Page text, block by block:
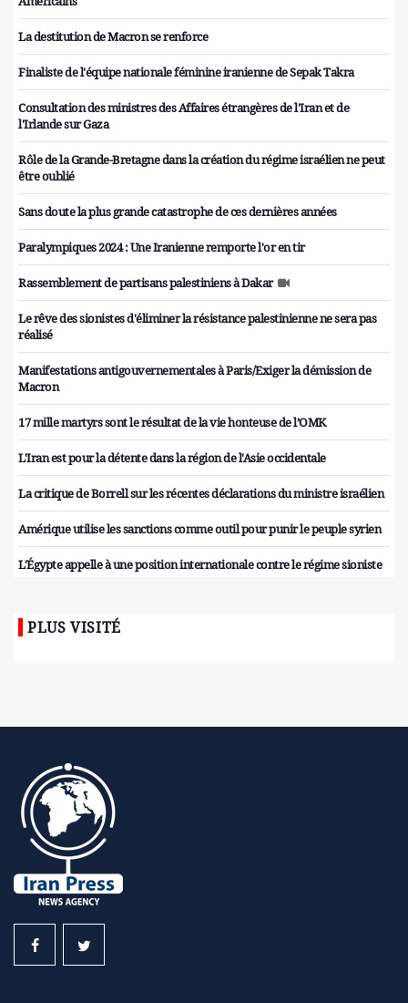
La destitution de Macron se renforce
Finaliste de l'équipe nationale féminine iranienne de Sepak Takra
Consultation des ministres des Affaires étrangères de l'Iran et de
l'Irlande sur Gaza
Rôle de la Grande-Bretagne dans la création du régime israélien ne peut
être oublié
Sans doute la plus grande catastrophe de ces dernières années
Paralympiques 2024 : Une Iranienne remporte l'or en tir
Rassemblement de partisans palestiniens à Dakar
Le rêve des sionistes d'éliminer la résistance palestinienne ne sera pas
réalisé
Manifestations antigouvernementales à Paris/Exiger la démission de
Macron
17 mille martyrs sont le résultat de la vie honteuse de l’OMK
L'Iran est pour la détente dans la région de l'Asie occidentale
La critique de Borrell sur les récentes déclarations du ministre israélien
Amérique utilise les sanctions comme outil pour punir le peuple syrien
L'Égypte appelle à une position internationale contre le régime sioniste
PLUS VISITÉ